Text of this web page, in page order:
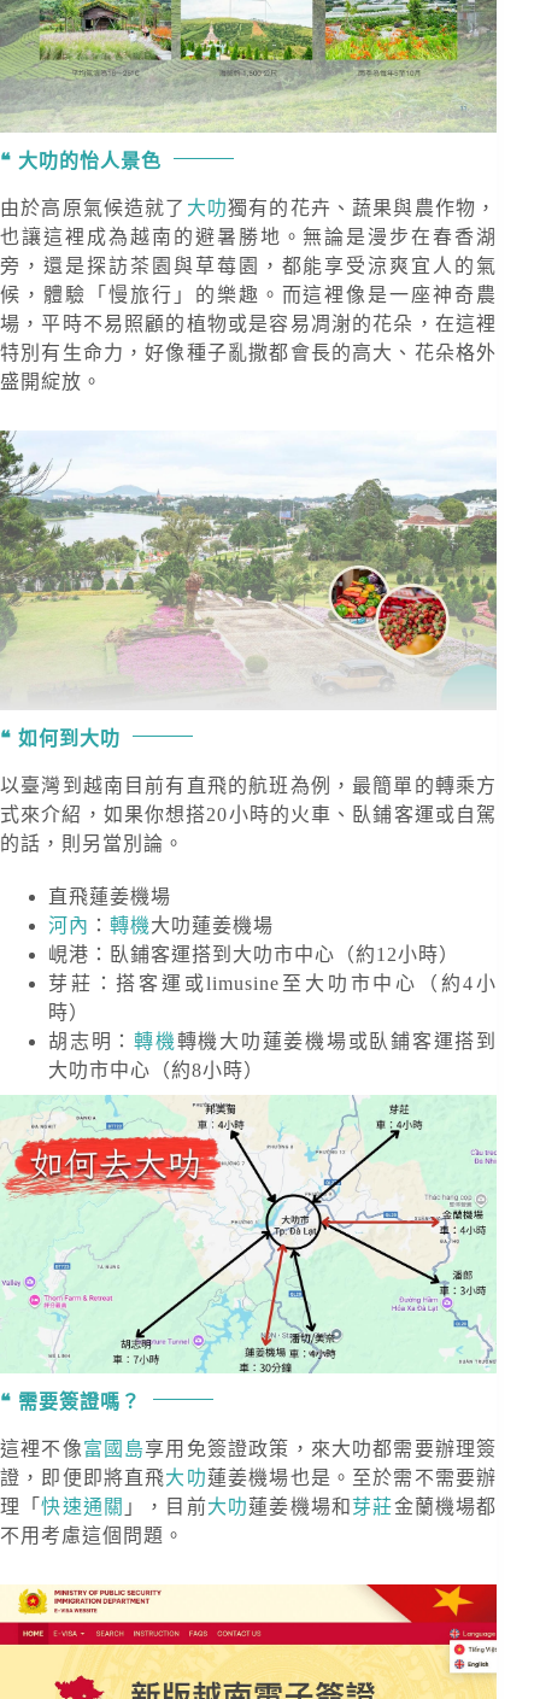
大叻的怡人景色
由於高原氣候造就了 大叻獨有的花卉、蔬果與農作物，
也讓這裡成為越南的避暑勝地。無論是漫步在春香湖
旁，還是探訪茶園與草莓園，都能享受涼爽宜人的氣
候，體驗「慢旅行」的樂趣。而這裡像是一座神奇農
場，平時不易照顧的植物或是容易凋㴬的花朵，在這裡
特別有生命力，好像種子亂撒都會長的高大、花朵格外
盛開綻放。
如何到大叻
以臺灣到越南目前有直飛的航班為例，最簡單的轉乘方
式來介紹，如果你想搭20小時的火車、臥鋪客運或自駕
的話，則另當別論。
直飛蓮姜機場
河內 ： 轉機大叻蓮姜機場
峴港：臥鋪客運搭到大叻市中心（約12小時）
芽莊：搭客運或limusine至大叻市中心（約4小
時）
胡志明：轉機轉機大叻蓮姜機場或臥鋪客運搭到
大叻市中心（約8小時）
需要簽證嗎？
這裡不像富國島享用免簽證政策，來大叻都需要辦理簽
證，即便即將直飛大叻蓮姜機場也是。至於需不需要辦
理「快速通關 」，目前大叻蓮姜機場和芽莊金蘭機場都
不用考慮這個問題。